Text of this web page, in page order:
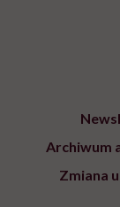
Archiwum
Zmiana